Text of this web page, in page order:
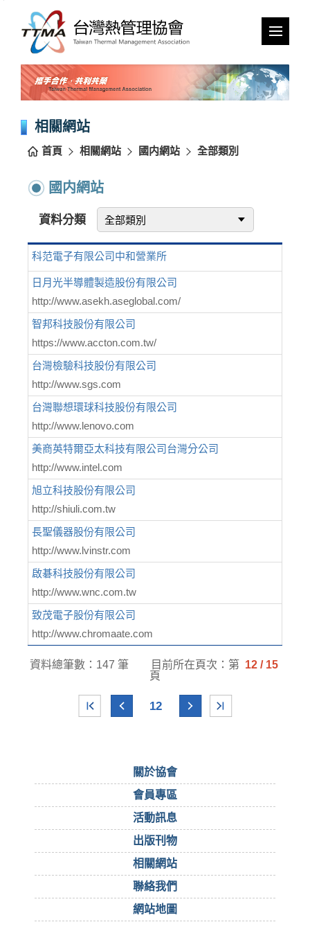
跳
相關網站
首頁 相關網站 國内網站 全部類別
國内網站
資料分類
科范電子有限公司中和營業所
日月光半導體製造股份有限公司
http://www.asekh.aseglobal.com/
智邦科技股份有限公司
https://www.accton.com.tw/
台灣檢驗科技股份有限公司
http://www.sgs.com
台灣聯想環球科技股份有限公司
http://www.lenovo.com
美商英特爾亞太科技有限公司台灣分公司
http://www.intel.com
旭立科技股份有限公司
http://shiuli.com.tw
長聖儀器股份有限公司
http://www.lvinstr.com
啟碁科技股份有限公司
http://www.wnc.com.tw
致茂電子股份有限公司
http://www.chromaate.com
資料總筆數：147 筆 目前所在頁次：第 12 / 15
頁
12
關於協會
會員專區
活動訊息
出版刊物
相關網站
聯絡我們
網站地圖